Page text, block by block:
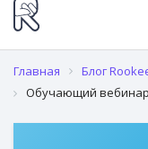
Главная
Блог
Обучающий вебинар